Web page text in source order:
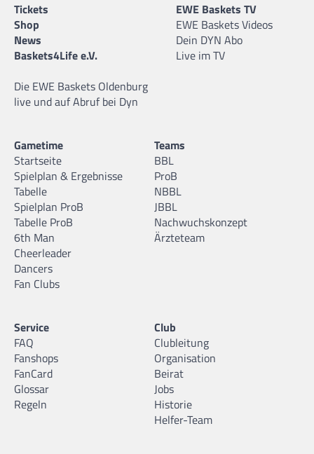
Tickets
Shop
News
Baskets4Life e.V.
Die EWE Baskets Oldenburg
live und auf Abruf bei Dyn
EWE Baskets TV
EWE Baskets Videos
Dein DYN Abo
Live im TV
Gametime
Startseite
Spielplan & Ergebnisse
Tabelle
Spielplan ProB
Tabelle ProB
6th Man
Cheerleader
Dancers
Fan Clubs
Teams
BBL
ProB
NBBL
JBBL
Nachwuchskonzept
Ärzteteam
Service
FAQ
Fanshops
FanCard
Glossar
Regeln
Club
Clubleitung
Organisation
Beirat
Jobs
Historie
Helfer-Team